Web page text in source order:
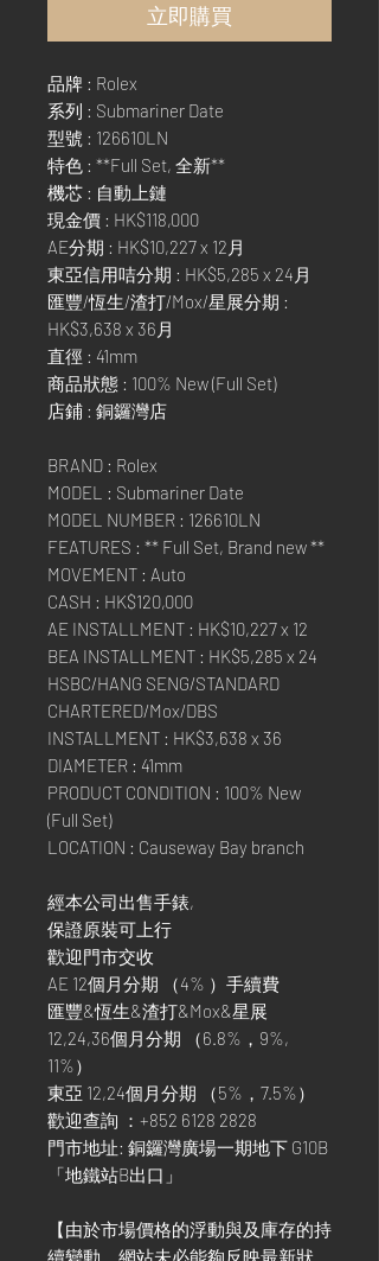
立即購買
品牌 : Rolex
系列 : Submariner Date
型號 : 126610LN
特色 : **Full Set, 全新**
機芯 : 自動上鏈
現金價 : HK$118,000
AE分期 : HK$10,227 x 12月
東亞信用咭分期 : HK$5,285 x 24月
匯豐/恆生/渣打/Mox/星展分期 :
HK$3,638 x 36月
直徑 : 41mm
商品狀態 : 100% New (Full Set)
店鋪 : 銅鑼灣店
BRAND : Rolex
MODEL : Submariner Date
MODEL NUMBER : 126610LN
FEATURES : ** Full Set, Brand new **
MOVEMENT : Auto
CASH : HK$120,000
AE INSTALLMENT : HK$10,227 x 12
BEA INSTALLMENT : HK$5,285 x 24
HSBC/HANG SENG/STANDARD
CHARTERED/Mox/DBS
INSTALLMENT : HK$3,638 x 36
DIAMETER : 41mm
PRODUCT CONDITION : 100% New
(Full Set)
LOCATION : Causeway Bay branch
經本公司出售手錶,
保證原裝可上行
歡迎門市交收
AE 12個月分期 （4% ）手續費
匯豐&恆生&渣打&Mox&星展
12,24,36個月分期 （6.8%，9%,
11%）
東亞 12,24個月分期 （5%，7.5%）
歡迎查詢 ：+852 6128 2828
門市地址: 銅鑼灣廣場一期地下 G10B
「地鐵站B出口」
【由於市場價格的浮動與及庫存的持
續變動，網站未必能夠反映最新狀